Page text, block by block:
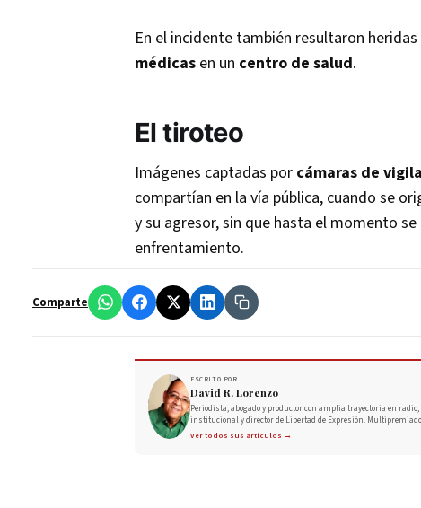
En el incidente también resultaron
médicas en un centro de salud.
El tiroteo
Imágenes captadas por cámaras de
compartían en la vía pública, cuando se
y su agresor, sin que hasta el momento
enfrentamiento.
Comparte
ESCRITO POR
David R. Lorenzo
Periodista, abogado y productor con amplia trayectoria en
institucional y director de Libertad de Expresión.
Ver todos sus artículos →